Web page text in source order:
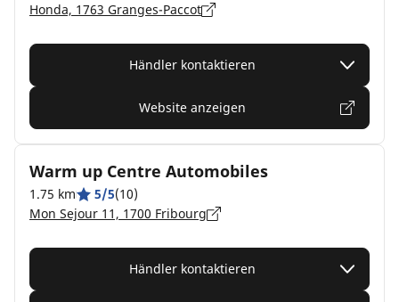
Honda, 1763 Granges-Paccot
Händler kontaktieren
Website anzeigen
Warm up Centre Automobiles
1.75 km 5/5(10)
Mon Sejour 11, 1700 Fribourg
Händler kontaktieren